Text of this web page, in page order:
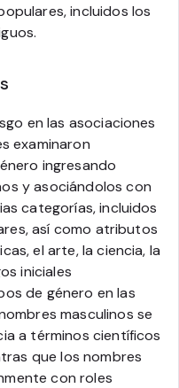
incluidos los
en las asociaciones
examinaron
ingresando
y asociándolos con
categorías, incluidos
así como atributos
el arte, la ciencia, la
iniciales
de género en las
masculinos se
a términos científicos
que los nombres
con roles